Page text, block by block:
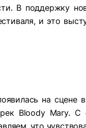
В поддержку
и это
на
Bloody Mary.
что